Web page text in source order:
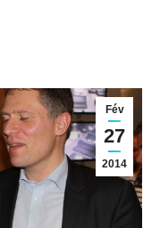
Fév
27
2014